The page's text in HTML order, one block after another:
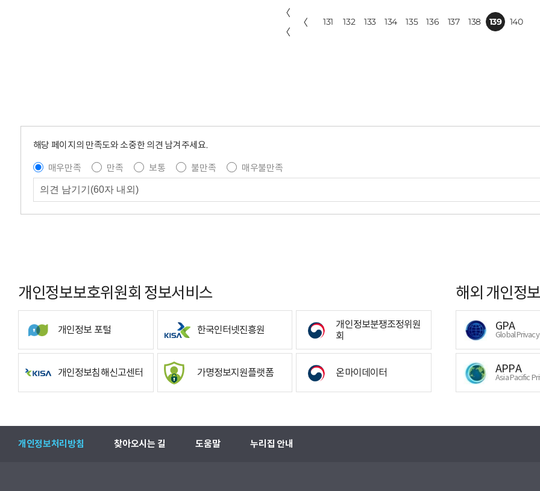
〈
〈
〈 131 132 133 134 135 136 137 138 139 140
해당 페이지의 만족도와 소중한 의견 남겨주세요.
매우만족
만족 보통 불만족 매우불만족
개인정보보호위원회 정보서비스
개인정보 포털 한국인터넷진흥원
개인정보분쟁조정위원
회
개인정보침해신고센터 가명정보지원플랫폼 온마이데이터
해외 개인정
GPA
Global
APPA
Asia Pacific
개인정보처리방침 찾아오시는 길 도움말 누리집 안내